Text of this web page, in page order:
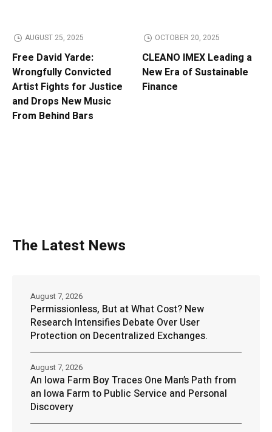
AUGUST 25, 2025
Free David Yarde:
Wrongfully Convicted
Artist Fights for Justice
and Drops New Music
From Behind Bars
OCTOBER 20, 2025
CLEANO IMEX Leading a
New Era of Sustainable
Finance
The Latest News
Permissionless, But at What Cost? New
Research Intensifies Debate Over User
Protection on Decentralized Exchanges.
August 7, 2026
An Iowa Farm Boy Traces One Man’s Path from
an Iowa Farm to Public Service and Personal
Discovery
August 7, 2026